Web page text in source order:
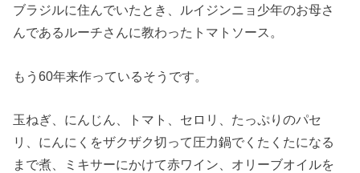
ブラジルに住んでいたとき、ルイジンニョ少年のお母さ
んであるルーチさんに教わったトマトソース。
もう60年来作っているそうです。
玉ねぎ、にんじん、トマト、セロリ、たっぷりのパセ
リ、にんにくをザクザク切って圧力鍋でくたくたになる
まで煮、ミキサーにかけて赤ワイン、オリーブオイルを